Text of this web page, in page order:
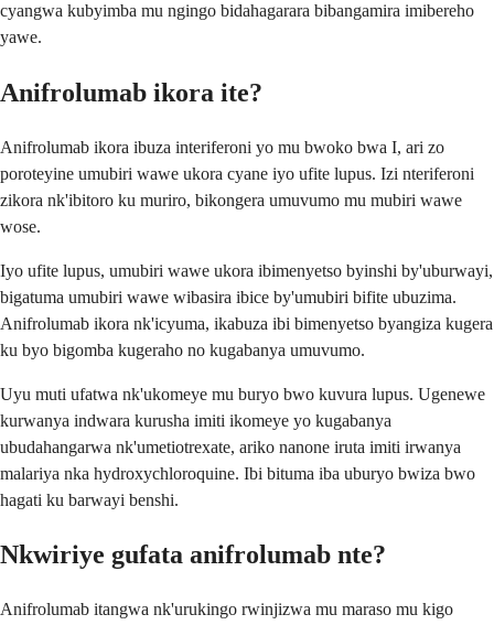
cyangwa kubyimba mu ngingo bidahagarara bibangamira imibereho
yawe.
Anifrolumab ikora ite?
Anifrolumab ikora ibuza interiferoni yo mu bwoko bwa I, ari zo
poroteyine umubiri wawe ukora cyane iyo ufite lupus. Izi nteriferoni
zikora nk'ibitoro ku muriro, bikongera umuvumo mu mubiri wawe
wose.
Iyo ufite lupus, umubiri wawe ukora ibimenyetso byinshi by'uburwayi,
bigatuma umubiri wawe wibasira ibice by'umubiri bifite ubuzima.
Anifrolumab ikora nk'icyuma, ikabuza ibi bimenyetso byangiza kugera
ku byo bigomba kugeraho no kugabanya umuvumo.
Uyu muti ufatwa nk'ukomeye mu buryo bwo kuvura lupus. Ugenewe
kurwanya indwara kurusha imiti ikomeye yo kugabanya
ubudahangarwa nk'umetiotrexate, ariko nanone iruta imiti irwanya
malariya nka hydroxychloroquine. Ibi bituma iba uburyo bwiza bwo
hagati ku barwayi benshi.
Nkwiriye gufata anifrolumab nte?
Anifrolumab itangwa nk'urukingo rwinjizwa mu maraso mu kigo